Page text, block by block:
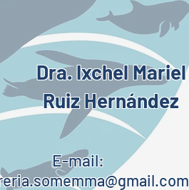
E-mail:
Dra. Ixchel Mariel
Ruiz Hernández